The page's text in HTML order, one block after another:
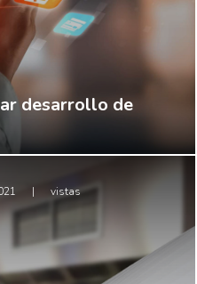
desarrollo de
| vistas